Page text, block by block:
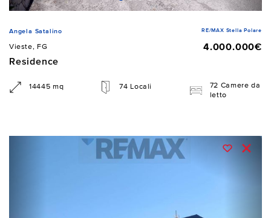
Angela Satalino RE/MAX Stella Polare
Vieste, FG
4.000.000€
Residence
14445 mq 74 Locali
72 Camere da
letto